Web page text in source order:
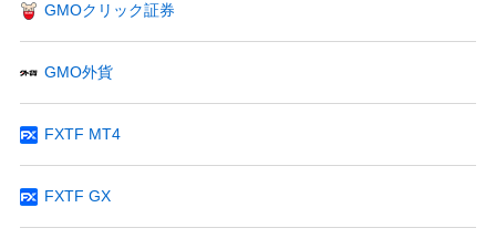
GMOクリック証券
GMO外貨
FXTF MT4
FXTF GX